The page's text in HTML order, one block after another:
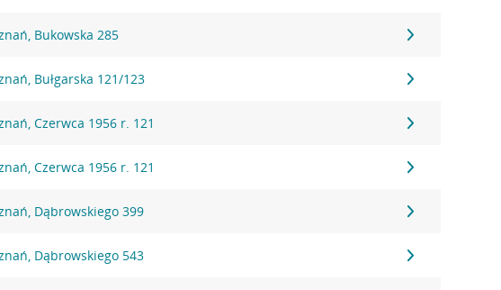
Bukowska 285
Bułgarska 121/123
Czerwca 1956 r. 121
Czerwca 1956 r. 121
Dąbrowskiego 399
Dąbrowskiego 543